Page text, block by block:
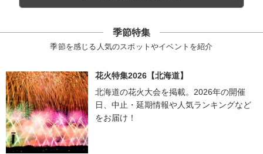
季節特集
季節を感じる人気のスポットやイベントを紹介
花火特集2026【北海道】
北海道の花火大会を掲載。2026年の開催
日、中止・延期情報や人気ランキングなど
をお届け！